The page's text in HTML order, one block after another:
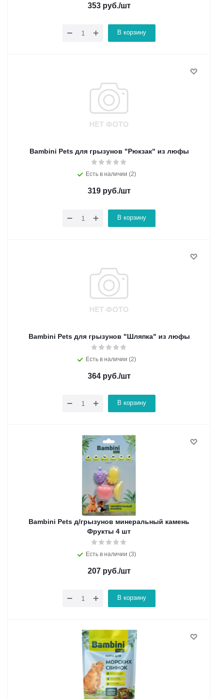
353руб./шт
В корзину
Bambini Pets для грызунов "Рюкзак" из люфы
Есть в наличии (2)
319руб./шт
В корзину
Bambini Pets для грызунов "Шляпка" из люфы
Есть в наличии (2)
364руб./шт
В корзину
Bambini Pets д/грызунов минеральный камень
Фрукты 4 шт
Есть в наличии (3)
207руб./шт
В корзину